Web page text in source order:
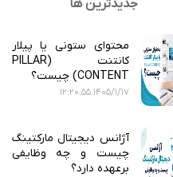
جدیدترین ها
محتوای ستونی یا پیلار
کانتنت (PILLAR
CONTENT) چیست؟
1405/1/17 12:20:55
آژانس دیجیتال مارکتینگ
چیست و چه وظایفی
برعهده دارد؟